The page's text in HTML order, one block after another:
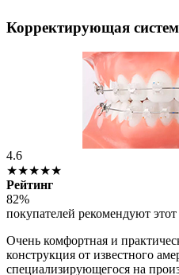
Корректирующая
4.6
★★★★★
Рейтинг
82%
покупателей рекомендуют этот
Очень комфортная и
конструкция от известного
специализирующегося на